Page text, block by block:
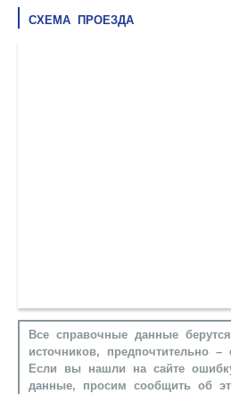
СХЕМА ПРОЕЗДА
Все справочные данные
источников, предпочтительно
Если вы нашли на сайте
данные, просим сообщить об